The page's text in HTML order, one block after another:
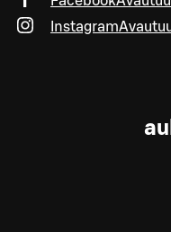
Instagram